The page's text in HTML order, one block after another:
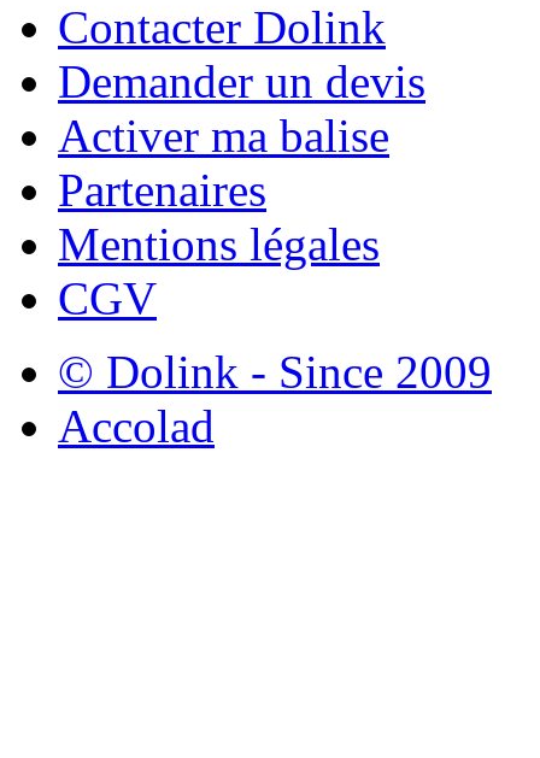
Contacter Dolink
Demander un devis
Activer ma balise
Partenaires
Mentions légales
CGV
© Dolink - Since 2009
Accolad